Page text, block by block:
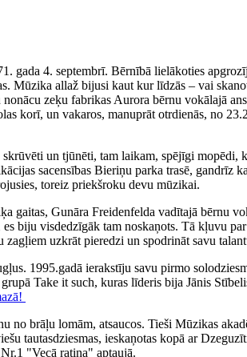
gada 4. septembrī. Bērnībā lielākoties
Mūzika allaž bijusi kaut kur līdzās – vai
zeķu fabrikas Aurora bērnu vokālajā
korī, un vakaros, manuprāt otrdienās, no
un tjūnēti, tam laikam, spējīgi mopēdi,
sacensības Bieriņu parka trasē,
toreiz priekšroku devu mūzikai.
gaitas, Gunāra Freidenfelda vadītajā bērnu
biju visdedzīgāk tam noskaņots. Tā kļuvu
uzkrāt pieredzi un spodrināt savu
1995.gadā ierakstīju savu pirmo
Take it such, kuras līderis bija Jānis
brāļu lomām, atsaucos. Tieši Mūzikas
tautasdziesmas, ieskaņotas kopā ar
"Vecā ratiņa" aptaujā.